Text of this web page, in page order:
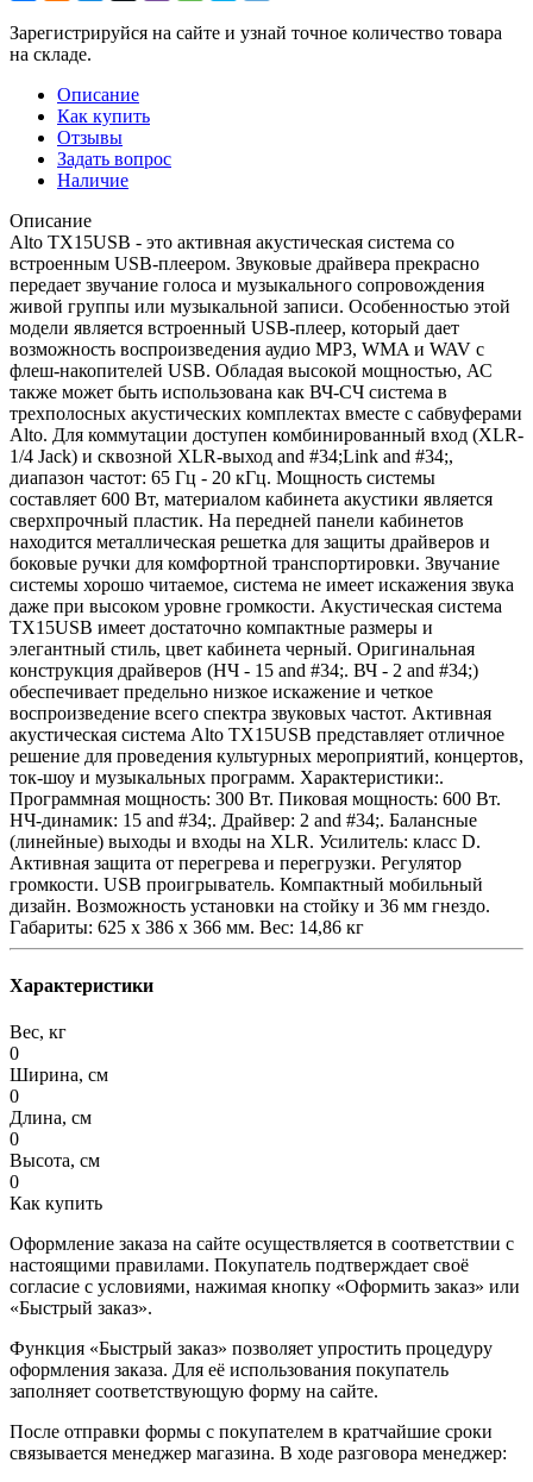
Зарегистрируйся на сайте и узнай точное количество товара
на складе.
Описание
Как купить
Отзывы
Задать вопрос
Наличие
Описание
Alto TX15USB - это активная акустическая система со
встроенным USB-плеером. Звуковые драйвера прекрасно
передает звучание голоса и музыкального сопровождения
живой группы или музыкальной записи. Особенностью этой
модели является встроенный USB-плеер, который дает
возможность воспроизведения аудио MP3, WMA и WAV с
флеш-накопителей USB. Обладая высокой мощностью, АС
также может быть использована как ВЧ-СЧ система в
трехполосных акустических комплектах вместе с сабвуферами
Alto. Для коммутации доступен комбинированный вход (XLR-
1/4 Jack) и сквозной XLR-выход and #34;Link and #34;,
диапазон частот: 65 Гц - 20 кГц. Мощность системы
составляет 600 Вт, материалом кабинета акустики является
сверхпрочный пластик. На передней панели кабинетов
находится металлическая решетка для защиты драйверов и
боковые ручки для комфортной транспортировки. Звучание
системы хорошо читаемое, система не имеет искажения звука
даже при высоком уровне громкости. Акустическая система
TX15USB имеет достаточно компактные размеры и
элегантный стиль, цвет кабинета черный. Оригинальная
конструкция драйверов (НЧ - 15 and #34;. ВЧ - 2 and #34;)
обеспечивает предельно низкое искажение и четкое
воспроизведение всего спектра звуковых частот. Активная
акустическая система Alto TX15USB представляет отличное
решение для проведения культурных мероприятий, концертов,
ток-шоу и музыкальных программ. Характеристики:.
Программная мощность: 300 Вт. Пиковая мощность: 600 Вт.
НЧ-динамик: 15 and #34;. Драйвер: 2 and #34;. Балансные
(линейные) выходы и входы на XLR. Усилитель: класс D.
Активная защита от перегрева и перегрузки. Регулятор
громкости. USB проигрыватель. Компактный мобильный
дизайн. Возможность установки на стойку и 36 мм гнездо.
Габариты: 625 х 386 х 366 мм. Вес: 14,86 кг
Характеристики
Вес, кг
0
Ширина, см
0
Длина, см
0
Высота, см
0
Как купить
Оформление заказа на сайте осуществляется в соответствии с
настоящими правилами. Покупатель подтверждает своё
согласие с условиями, нажимая кнопку «Оформить заказ» или
«Быстрый заказ».
Функция «Быстрый заказ» позволяет упростить процедуру
оформления заказа. Для её использования покупатель
заполняет соответствующую форму на сайте.
После отправки формы с покупателем в кратчайшие сроки
связывается менеджер магазина. В ходе разговора менеджер: